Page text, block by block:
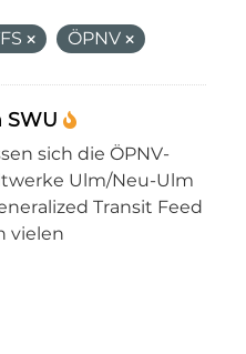
ÖPNV
SWU
sich die ÖPNV-
Ulm/Neu-Ulm
Transit Feed
vielen